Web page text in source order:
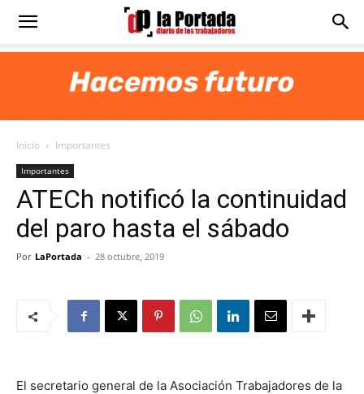
Diario
Portada
Inicio Importantes
Importantes
ATECh notificó la continuidad
del paro hasta el sábado
Por LaPortada - 28 octubre, 2019
El secretario general de la Asociación Trabajadores de la